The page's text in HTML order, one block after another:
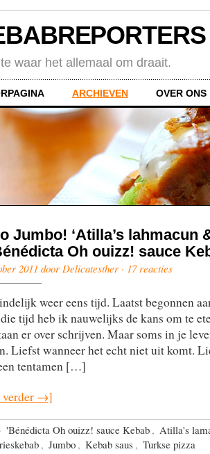
waar het allemaal om draait.
ARCHIEVEN OVER ONS
Jumbo! ‘Atilla’s lahmacun
Oh ouizz! sauce
2011 door Delicatesther · 17 reacties
weer eens tijd. Laatst begonnen
tijd heb ik nauwelijks de kans om te
er over schrijven. Maar soms in je
Liefst wanneer het echt niet uit komt.
tentamen […]
verder →]
· 'Bénédicta Oh ouizz! sauce Kebab , Atilla's
, Jumbo , Kebab saus , Turkse pizza